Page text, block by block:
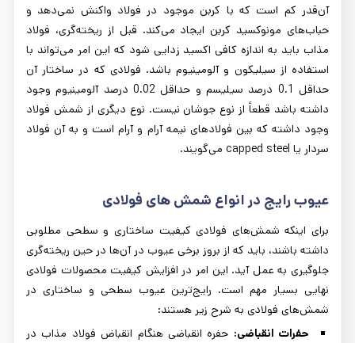
آن‌قدر کم است که با کربن موجود در فولاد واکنش نمی‌دهد و
حباب‌های مونوکسید کربن ایجاد می‌کند. قبل از ریخته‌گری، فولاد
مذاب باید به اندازه کافی اکسید زدایی شود که این امر می‌تواند با
استفاده از سیلیکون و آلومینیوم باشد. فولادی که در ساختار آن
حداقل 0.1 درصد سیلیسم و حداقل 0.02 درصد آلومینیوم وجود
داشته باشد قطعاً از نوع جوشان نیست. نوع دیگری از شمش فولاد
وجود داشته که بین فولادهای نیمه آرام و آرام است و به آن فولاد
سردار یا capped steel می‌گویند.
عیوب رایج در انواع شمش ‌های فولادی
برای اینکه شمش‌های فولادی کیفیت ساختاری و سطحی مطلوبی
داشته باشند، باید که از بروز برخی عیوب در آن‌ها در حین ریخته‌گری
جلوگیری به عمل آید. این امر در افزایش کیفیت محصولات فولادی
نهایی بسیار مهم است. رایج‌ترین عیوب سطحی و ساختاری در
شمش‌های فولادی به شرح زیر هستند:
حفرات انقباضی: حفره انقباضی هنگام انقباض فولاد مذاب در